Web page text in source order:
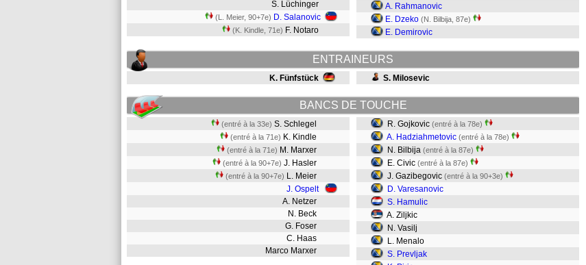
S. Lüchinger
(L. Meier, 90+7e) D. Salanovic
(K. Kindle, 71e) F. Notaro
A. Rahmanovic
E. Dzeko (N. Bilbija, 87e)
E. Demirovic
ENTRAINEURS
K. Fünfstück S. Milosevic
BANCS DE TOUCHE
(entré à la 33e) S. Schlegel
(entré à la 71e) K. Kindle
(entré à la 71e) M. Marxer
(entré à la 90+7e) J. Hasler
(entré à la 90+7e) L. Meier
J. Ospelt
A. Netzer
N. Beck
G. Foser
C. Haas
Marco Marxer
R. Gojkovic (entré à la 78e)
A. Hadziahmetovic (entré à la 78e)
N. Bilbija (entré à la 87e)
E. Civic (entré à la 87e)
J. Gazibegovic (entré à la 90+3e)
D. Varesanovic
S. Hamulic
A. Ziljkic
N. Vasilj
L. Menalo
S. Prevljak